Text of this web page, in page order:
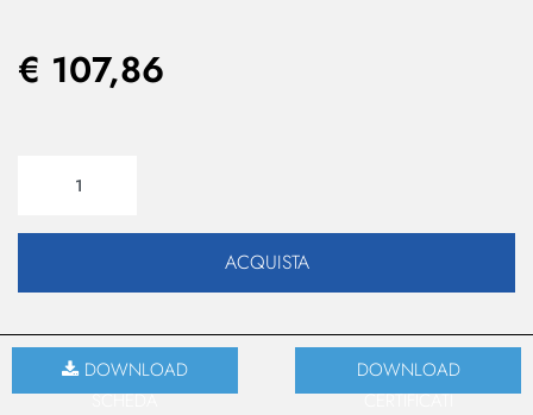
€ 107,86
ACQUISTA
DOWNLOAD
SCHEDA
DOWNLOAD
CERTIFICATI